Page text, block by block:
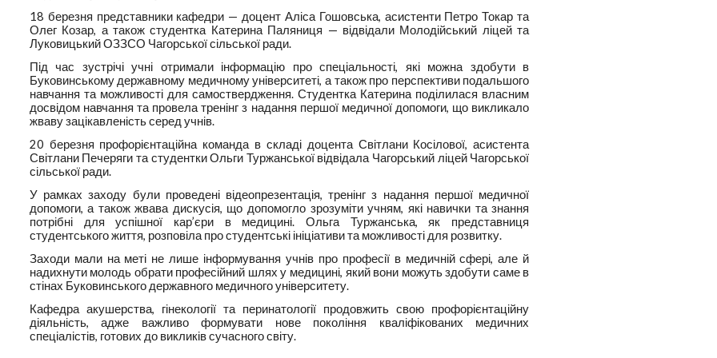
18 березня представники кафедри — доцент Аліса Гошовська, асистенти Петро Токар та
Олег Козар, а також студентка Катерина Паляниця — відвідали Молодійський ліцей та
Луковицький ОЗЗСО Чагорської сільської ради.
Під час зустрічі учні отримали інформацію про спеціальності, які можна здобути в
Буковинському державному медичному університеті, а також про перспективи подальшого
навчання та можливості для самоствердження. Студентка Катерина поділилася власним
досвідом навчання та провела тренінг з надання першої медичної допомоги, що викликало
жваву зацікавленість серед учнів.
20 березня профорієнтаційна команда в складі доцента Світлани Косілової, асистента
Світлани Печеряги та студентки Ольги Туржанської відвідала Чагорський ліцей Чагорської
сільської ради.
У рамках заходу були проведені відеопрезентація, тренінг з надання першої медичної
допомоги, а також жвава дискусія, що допомогло зрозуміти учням, які навички та знання
потрібні для успішної кар’єри в медицині. Ольга Туржанська, як представниця
студентського життя, розповіла про студентські ініціативи та можливості для розвитку.
Заходи мали на меті не лише інформування учнів про професії в медичній сфері, але й
надихнути молодь обрати професійний шлях у медицині, який вони можуть здобути саме в
стінах Буковинського державного медичного університету.
Кафедра акушерства, гінекології та перинатології продовжить свою профорієнтаційну
діяльність, адже важливо формувати нове покоління кваліфікованих медичних
спеціалістів, готових до викликів сучасного світу.